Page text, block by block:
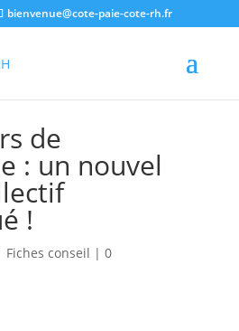
bienvenue@cote-paie-cote-rh.fr
de
: un nouvel
!
Fiches conseil | 0